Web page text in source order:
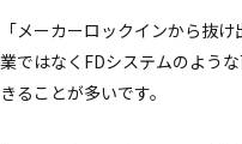
「メーカーロックインから抜
業ではなくFDシステムのよう
きることが多いです。